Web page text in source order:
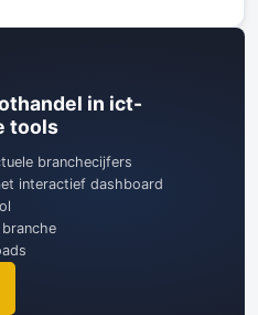
in ict-
tools
branchecijfers
interactief dashboard